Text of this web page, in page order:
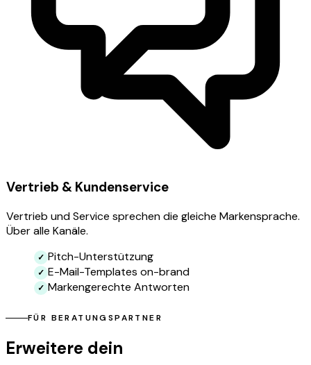
Vertrieb & Kundenservice
Vertrieb und Service sprechen die gleiche Markensprache.
Über alle Kanäle.
Pitch-Unterstützung
E-Mail-Templates on-brand
Markengerechte Antworten
FÜR BERATUNGSPARTNER
Erweitere dein